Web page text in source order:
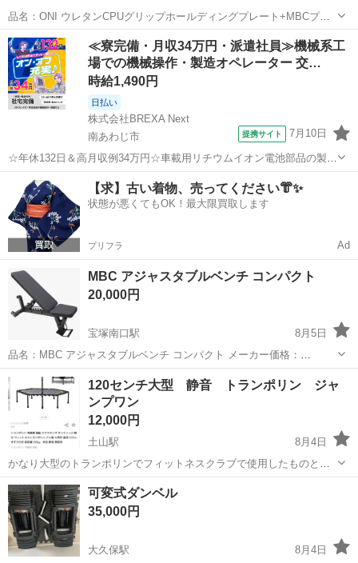
品名：ONI ウレタンCPUグリップホールディングプレート+MBCプレ
ートツリー ・20kg×2 (メーカー価格¥27,500) ・15kg×2(メーカー価格
¥19,800) ・10kg×2(メーカー価格¥14,800...
兵庫 宝塚市 宝塚南口駅 フィットネス、トレーニング
≪寮完備・月収34万円・派遣社員≫機械系工
場での機械操作・製造オペレーター 交…
時給1,490円
日払い
株式会社BREXA Next
南あわじ市
提携サイト 7月10日
☆年休132日＆高月収例34万円☆車載用リチウムイオン電池部品の製造
／4勤2休でオフも充実♪／家具・家電付き社宅あり＆前払いで生活支援
物資が受け取れる◎／20〜40代男女活躍中！ 車載用リチウムイオン電
池部品の製造 車載用...
兵庫 南あわじ市 その他
【求】古い着物、売ってください👘✨
状態が悪くてもOK！最大限買取します
プリフラ Ad
MBC アジャスタブルベンチ コンパクト
20,000円
宝塚南口駅
8月5日
品名：MBC アジャスタブルベンチ コンパクト メーカー価格：
￥45,800 商品概要： MBCアジャスタブルベンチ コンパクトは、本格
的なトレーニングに十分使用可能な仕様と耐久性を持ち、更に日本の
ホームジムでも取...
宝塚市 宝塚南口駅 フィットネス、トレーニング
120センチ大型 静音 トランポリン ジャ
ンプワン
12,000円
土山駅
8月4日
かなり大型のトランポリンでフィットネスクラブで使用したものと同
等の使い心地です。 ジャンプワンというフィットネスに加入しており
自宅でもトレーニングするように買いましたがほぼ使用していませ
兵庫 加古郡 土山駅 フィットネス、トレーニング
可変式ダンベル
35,000円
大久保駅
8月4日